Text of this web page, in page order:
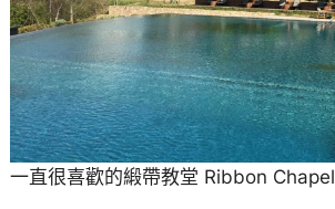
一直很喜歡的緞帶教堂 Ribbon Chapel